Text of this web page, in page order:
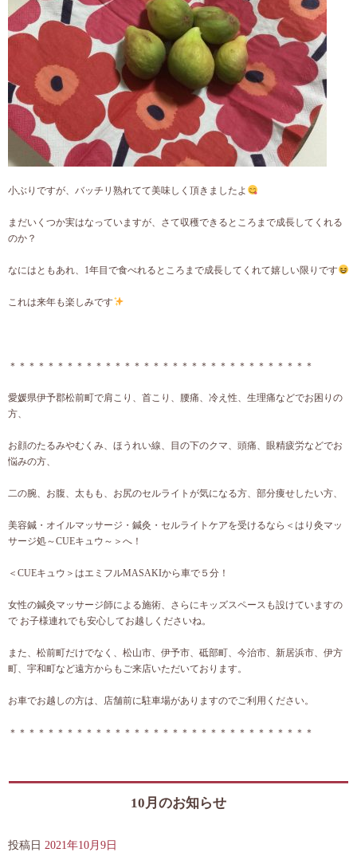
小ぶりですが、バッチリ熟れてて美味しく頂きましたよ
まだいくつか実はなっていますが、さて収穫できるところまで成長してくれる
のか？
なにはともあれ、1年目で食べれるところまで成長してくれて嬉しい限りです
これは来年も楽しみです
＊＊＊＊＊＊＊＊＊＊＊＊＊＊＊＊＊＊＊＊＊＊＊＊＊＊＊＊＊＊＊＊
愛媛県伊予郡松前町で肩こり、首こり、腰痛、冷え性、生理痛などでお困りの
方、
お顔のたるみやむくみ、ほうれい線、目の下のクマ、頭痛、眼精疲労などでお
悩みの方、
二の腕、お腹、太もも、お尻のセルライトが気になる方、部分痩せしたい方、
美容鍼・オイルマッサージ・鍼灸・セルライトケアを受けるなら＜はり灸マッ
サージ処～CUEキュウ～＞へ！
＜CUEキュウ＞はエミフルMASAKIから車で５分！
女性の鍼灸マッサージ師による施術、さらにキッズスペースも設けていますの
で お子様連れでも安心してお越しくださいね。
また、松前町だけでなく、松山市、伊予市、砥部町、今治市、新居浜市、伊方
町、宇和町など遠方からもご来店いただいております。
お車でお越しの方は、店舗前に駐車場がありますのでご利用ください。
＊＊＊＊＊＊＊＊＊＊＊＊＊＊＊＊＊＊＊＊＊＊＊＊＊＊＊＊＊＊＊＊
10月のお知らせ
投稿日 2021年10月9日